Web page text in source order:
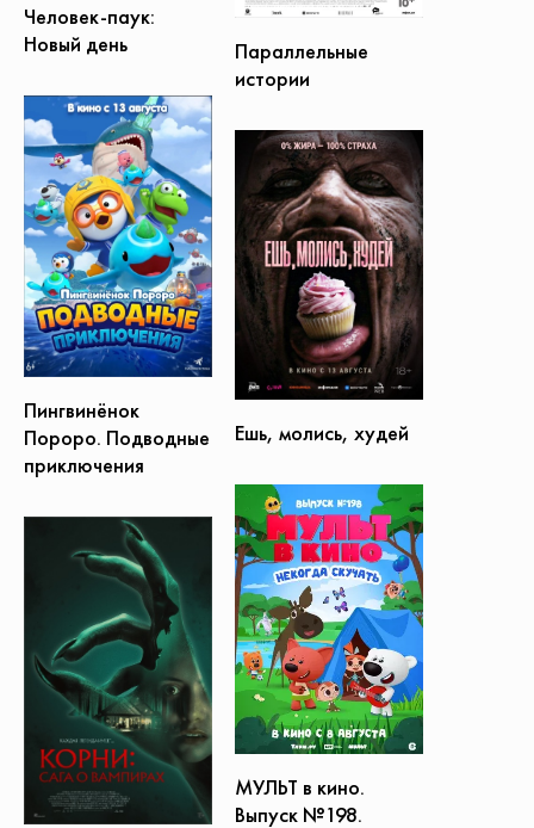
Человек-паук:
Новый день
Параллельные
истории
Пингвинёнок
Пороро. Подводные
приключения
Ешь, молись, худей
МУЛЬТ в кино.
Выпуск №198.